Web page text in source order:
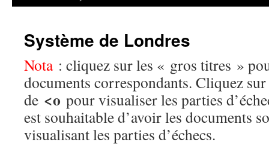
Système de Londres
Nota: cliquez sur les « gros titres »
documents correspondants. Cliquez
de <o pour visualiser les parties
est souhaitable d’avoir les documents
visualisant les parties d’échecs.